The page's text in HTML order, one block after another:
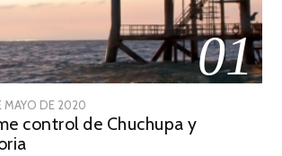
01
MAYO DE 2020
DE
control de Chuchupa y